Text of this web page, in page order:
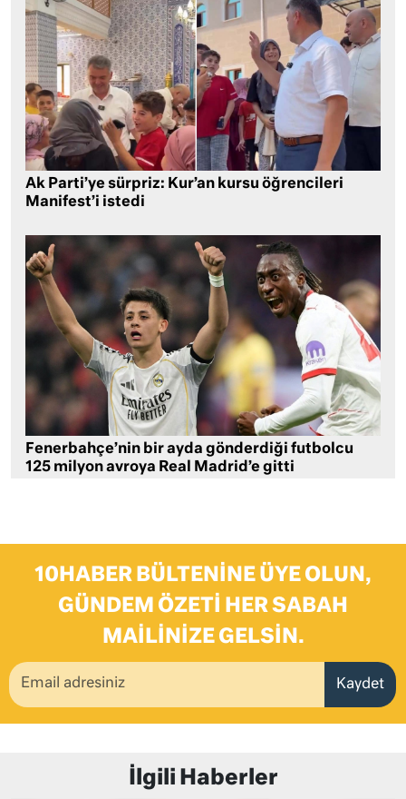
Ak Parti’ye sürpriz: Kur’an kursu öğrencileri
Manifest’i istedi
Fenerbahçe’nin bir ayda gönderdiği futbolcu
125 milyon avroya Real Madrid’e gitti
10HABER BÜLTENINE ÜYE OLUN,
GÜNDEM ÖZETI HER SABAH
MAILINIZE GELSIN.
Kaydet
İlgili Haberler